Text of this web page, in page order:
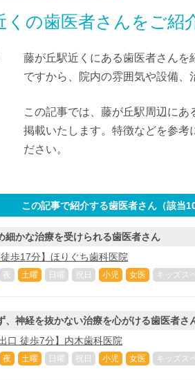
くの歯医者さんをご紹
藤が丘駅近くにある歯医者さんを
ですから、院内の雰囲気や設備、
この記事では、藤が丘駅周辺に
掲載いたします。特徴などを参考
ださい。
この記事で紹介する歯医者さん（該当
細かな治療を受けられる歯医者さん
歩17分】ほりぐち歯科医院
夜 土曜 日曜 祝日 小児 女医 キッズス
、神経を抜かない治療を心がける歯医者さ
口 徒歩7分】内木歯科医院
夜 土曜 日曜 祝日 小児 女医 キッズス